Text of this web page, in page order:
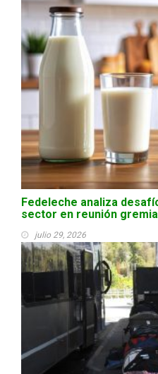
Fedeleche analiza
sector en reunión
julio 29, 2026